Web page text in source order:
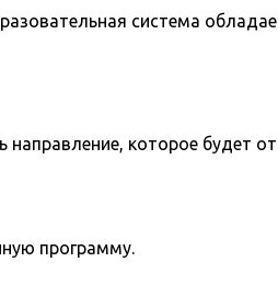
система
которое будет
программу.